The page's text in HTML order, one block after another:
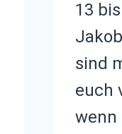
13
sind
euch
wenn